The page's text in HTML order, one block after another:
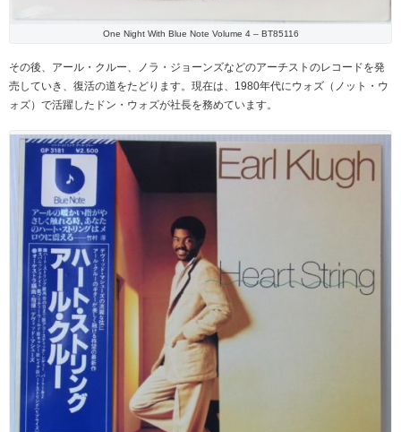
One Night With Blue Note Volume 4 – BT85116
その後、アール・クルー、ノラ・ジョーンズなどのアーチストのレコードを発
売していき、復活の道をたどります。現在は、1980年代にウォズ（ノット・ウ
ォズ）で活躍したドン・ウォズが社長を務めています。